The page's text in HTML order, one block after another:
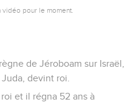
pour le moment.
de Jéroboam sur Israël,
devint roi.
et il régna 52 ans à